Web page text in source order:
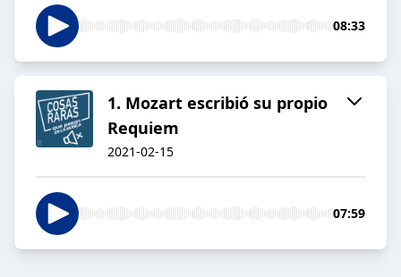
08:33
1. Mozart escribió su propio
Requiem
2021-02-15
07:59